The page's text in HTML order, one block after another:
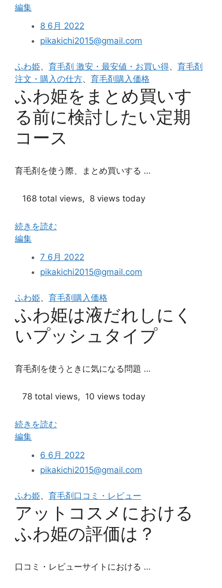
配
必
は
あ
る？”
編集“ふ
の
り
は
使
い
続
い
の
か？”
8 6月 2022
pikakichi2015@gmail.com
ふわ姫、 育毛剤 激安・最安値・お買い得、 育毛剤
注文・購入の仕方、 育毛剤購入価格
ふわ姫をまとめ買いす
る前に検討したい定期
コース
育毛剤を使う際、まとめ買いする …
168 total views, 8 views today
続きを読む
編集“ふ
を
と
め
買
る
前
検
し
た
期
ー
ス”
7 6月 2022
pikakichi2015@gmail.com
ふわ姫、 育毛剤購入価格
ふわ姫は液だれしにく
いプッシュタイプ
育毛剤を使うときに気になる問題 …
78 total views, 10 views today
続きを読む
編集“ふ
は
だ
れ
し
に
プ
6 6月 2022
pikakichi2015@gmail.com
ふわ姫、 育毛剤口コミ・レビュー
アットコスメにおける
ふわ姫の評価は？
口コミ・レビューサイトにおける …